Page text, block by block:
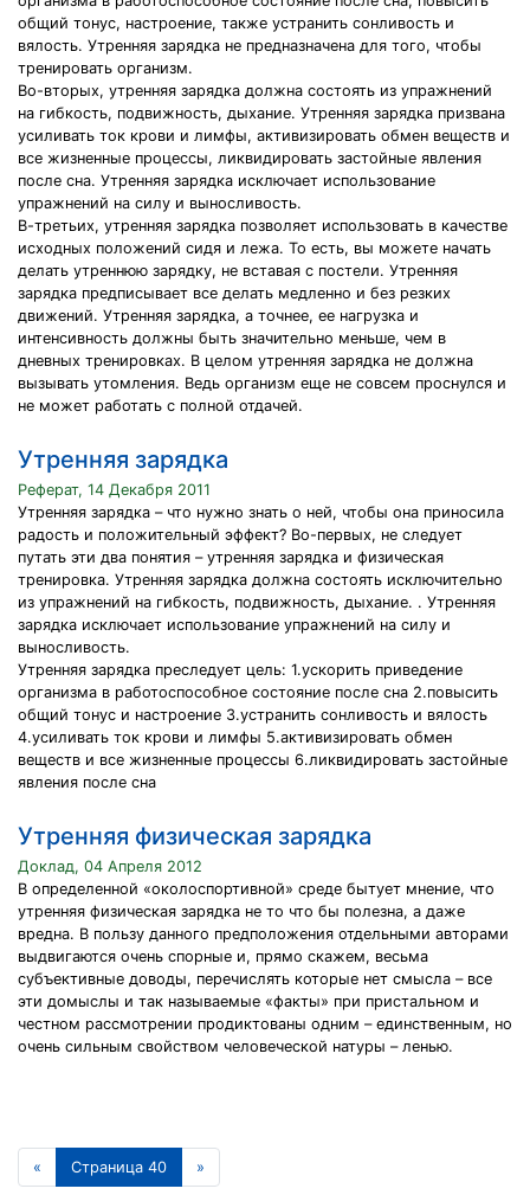
общий тонус, настроение, также устранить сонливость и
вялость. Утренняя зарядка не предназначена для того, чтобы
тренировать организм.
Во-вторых, утренняя зарядка должна состоять из упражнений
на гибкость, подвижность, дыхание. Утренняя зарядка призвана
усиливать ток крови и лимфы, активизировать обмен веществ и
все жизненные процессы, ликвидировать застойные явления
после сна. Утренняя зарядка исключает использование
упражнений на силу и выносливость.
В-третьих, утренняя зарядка позволяет использовать в качестве
исходных положений сидя и лежа. То есть, вы можете начать
делать утреннюю зарядку, не вставая с постели. Утренняя
зарядка предписывает все делать медленно и без резких
движений. Утренняя зарядка, а точнее, ее нагрузка и
интенсивность должны быть значительно меньше, чем в
дневных тренировках. В целом утренняя зарядка не должна
вызывать утомления. Ведь организм еще не совсем проснулся и
не может работать с полной отдачей.
Утренняя зарядка
Реферат, 14 Декабря 2011
Утренняя зарядка – что нужно знать о ней, чтобы она приносила
радость и положительный эффект? Во-первых, не следует
путать эти два понятия – утренняя зарядка и физическая
тренировка. Утренняя зарядка должна состоять исключительно
из упражнений на гибкость, подвижность, дыхание. . Утренняя
зарядка исключает использование упражнений на силу и
выносливость.
Утренняя зарядка преследует цель: 1.ускорить приведение
организма в работоспособное состояние после сна 2.повысить
общий тонус и настроение 3.устранить сонливость и вялость
4.усиливать ток крови и лимфы 5.активизировать обмен
веществ и все жизненные процессы 6.ликвидировать застойные
явления после сна
Утренняя физическая зарядка
Доклад, 04 Апреля 2012
В определенной «околоспортивной» среде бытует мнение, что
утренняя физическая зарядка не то что бы полезна, а даже
вредна. В пользу данного предположения отдельными авторами
выдвигаются очень спорные и, прямо скажем, весьма
субъективные доводы, перечислять которые нет смысла – все
эти домыслы и так называемые «факты» при пристальном и
честном рассмотрении продиктованы одним – единственным, но
очень сильным свойством человеческой натуры – ленью.
« Страница 40 »